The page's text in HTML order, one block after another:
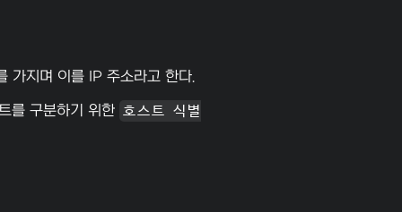
가지며 이를 IP 주소라고 한다.
를 구분하기 위한 호스트 식별